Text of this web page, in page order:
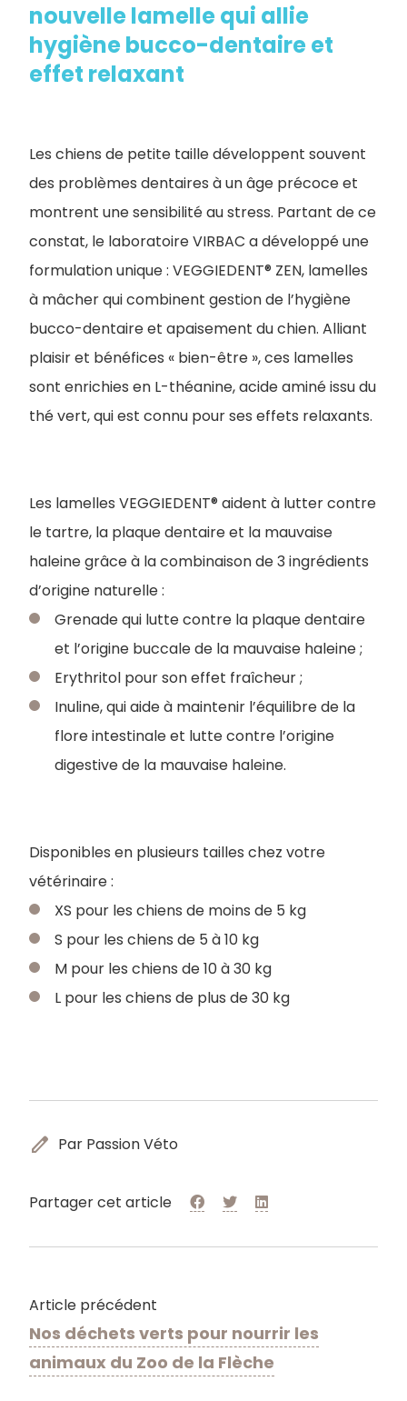
nouvelle lamelle qui allie
hygiène bucco-dentaire et
effet relaxant
Les chiens de petite taille développent souvent
des problèmes dentaires à un âge précoce et
montrent une sensibilité au stress. Partant de ce
constat, le laboratoire VIRBAC a développé une
formulation unique : VEGGIEDENT® ZEN, lamelles
à mâcher qui combinent gestion de l’hygiène
bucco-dentaire et apaisement du chien. Alliant
plaisir et bénéfices « bien-être », ces lamelles
sont enrichies en L-théanine, acide aminé issu du
thé vert, qui est connu pour ses effets relaxants.
Les lamelles VEGGIEDENT® aident à lutter contre
le tartre, la plaque dentaire et la mauvaise
haleine grâce à la combinaison de 3 ingrédients
d’origine naturelle :
Grenade qui lutte contre la plaque dentaire
et l’origine buccale de la mauvaise haleine ;
Erythritol pour son effet fraîcheur ;
Inuline, qui aide à maintenir l’équilibre de la
flore intestinale et lutte contre l’origine
digestive de la mauvaise haleine.
Disponibles en plusieurs tailles chez votre
vétérinaire :
XS pour les chiens de moins de 5 kg
S pour les chiens de 5 à 10 kg
M pour les chiens de 10 à 30 kg
L pour les chiens de plus de 30 kg
edit Par Passion Véto
Partager cet article
Article précédent
Nos déchets verts pour nourrir les
animaux du Zoo de la Flèche